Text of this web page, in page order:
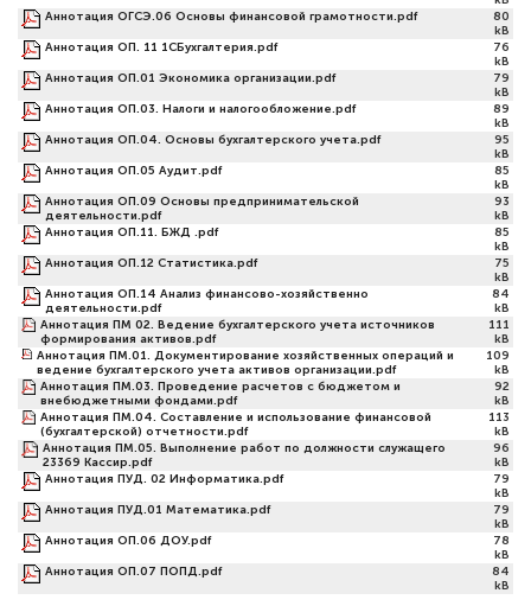
Аннотация ОГСЭ.06 Основы финансовой грамотности.pdf
80
kB
Аннотация ОП. 11 1СБухгалтерия.pdf
76
kB
Аннотация ОП.01 Экономика организации.pdf
79
kB
Аннотация ОП.03. Налоги и налогообложение.pdf
89
kB
Аннотация ОП.04. Основы бухгалтерского учета.pdf
95
kB
Аннотация ОП.05 Аудит.pdf
85
kB
Аннотация ОП.09 Основы предпринимательской
деятельности.pdf
93
kB
Аннотация ОП.11. БЖД .pdf
85
kB
Аннотация ОП.12 Статистика.pdf
75
kB
Аннотация ОП.14 Анализ финансово-хозяйственно
деятельности.pdf
84
kB
Аннотация ПМ 02. Ведение бухгалтерского учета источников
формирования активов.pdf
111
kB
Аннотация ПМ.01. Документирование хозяйственных операций и
ведение бухгалтерского учета активов организации.pdf
109
kB
Аннотация ПМ.03. Проведение расчетов с бюджетом и
внебюджетными фондами.pdf
92
kB
Аннотация ПМ.04. Составление и использование финансовой
(бухгалтерской) отчетности.pdf
113
kB
Аннотация ПМ.05. Выполнение работ по должности служащего
23369 Кассир.pdf
96
kB
Аннотация ПУД. 02 Информатика.pdf
79
kB
Аннотация ПУД.01 Математика.pdf
79
kB
Аннотация ОП.06 ДОУ.pdf
78
kB
Аннотация ОП.07 ПОПД.pdf
84
kB